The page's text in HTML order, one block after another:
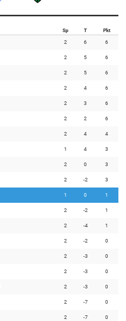
Sp T Pkt
2 6 6
2 5 6
2 5 6
2 4 6
2 3 6
2 2 6
2 4 4
1 4 3
2 0 3
2 -2 3
1 0 1
2 -2 1
2 -4 1
2 -2 0
2 -3 0
2 -3 0
2 -3 0
2 -7 0
2 -7 0